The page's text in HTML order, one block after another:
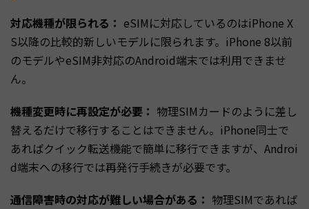
対応機種が限られる： eSIMに対応しているのはiPhone X
S以降の比較的新しいモデルに限られます。iPhone 8以前
のモデルやeSIM非対応のAndroid端末では利用できませ
ん。
機種変更時に再設定が必要： 物理SIMカードのように差し
替えるだけで移行することはできません。iPhone同士で
あればクイック転送機能で簡単に移行できますが、Androi
d端末への移行では再発行手続きが必要です。
通信障害時の対応が難しい場合がある： 物理SIMであれば